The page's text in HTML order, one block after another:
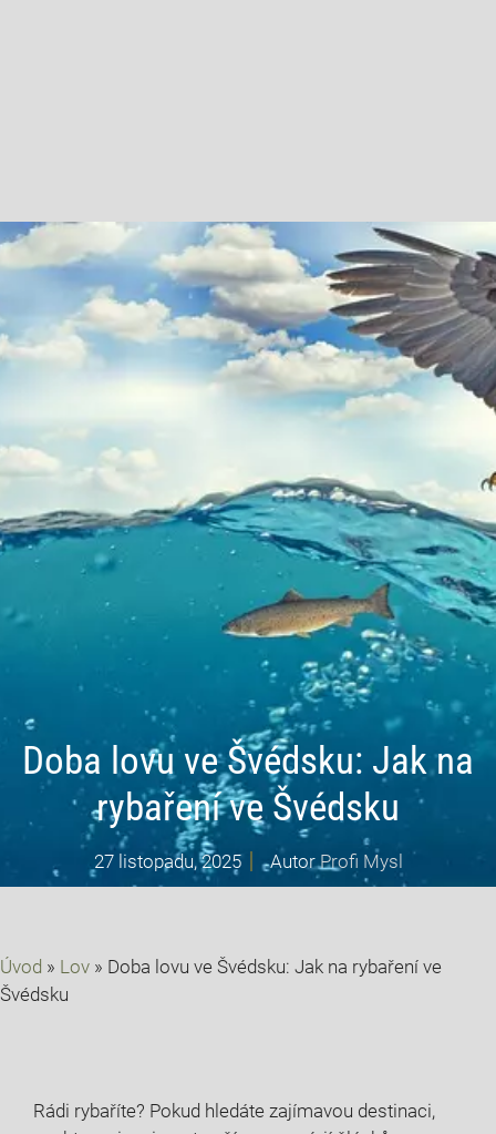
Doba lovu ve Švédsku: Jak na
rybaření ve Švédsku
27 listopadu, 2025 AutorProfi Mysl
Úvod » Lov » Doba lovu ve Švédsku: Jak na rybaření ve
Švédsku
Rádi rybaříte?⁣ Pokud hledáte zajímavou destinaci,